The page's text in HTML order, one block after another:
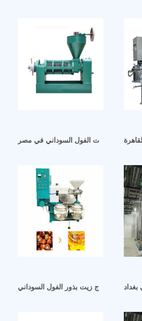
أعمال إنتاج زيت الفول السوداني في مصر
استخراج زيت بذور الفول السوداني